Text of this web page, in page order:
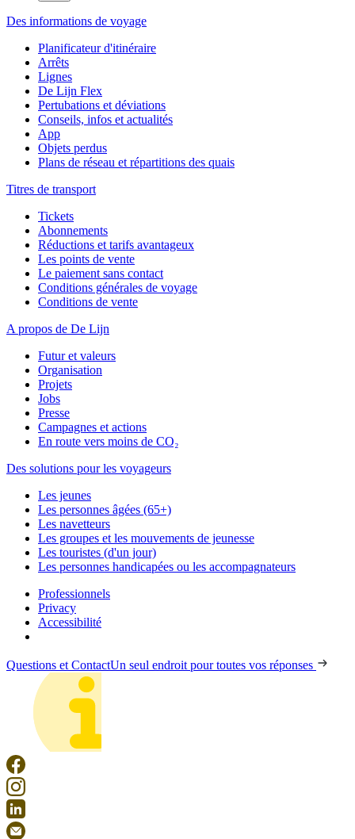
Des informations de voyage
Planificateur d'itinéraire
Arrêts
Lignes
De Lijn Flex
Pertubations et déviations
Conseils, infos et actualités
App
Objets perdus
Plans de réseau et répartitions des quais
Titres de transport
Tickets
Abonnements
Réductions et tarifs avantageux
Les points de vente
Le paiement sans contact
Conditions générales de voyage
Conditions de vente
A propos de De Lijn
Futur et valeurs
Organisation
Projets
Jobs
Presse
Campagnes et actions
En route vers moins de CO₂
Des solutions pour les voyageurs
Les jeunes
Les personnes âgées (65+)
Les navetteurs
Les groupes et les mouvements de jeunesse
Les touristes (d'un jour)
Les personnes handicapées ou les accompagnateurs
Professionnels
Privacy
Accessibilité
Questions et ContactUn seul endroit pour toutes vos réponses